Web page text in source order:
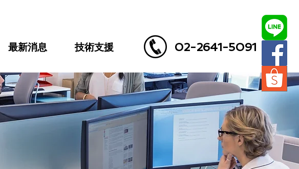
最新消息 技術支援 02-2641-5091